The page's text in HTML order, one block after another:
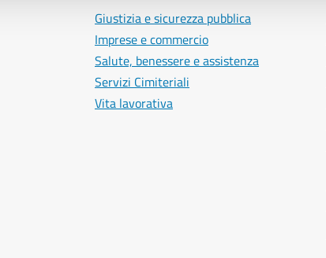
Giustizia e sicurezza pubblica
Imprese e commercio
Salute, benessere e assistenza
Servizi Cimiteriali
Vita lavorativa